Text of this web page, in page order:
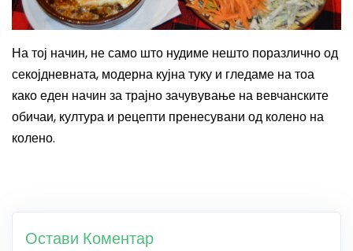
На тој начин, не само што нудиме нешто поразлично од
секојдневната, модерна кујна туку и гледаме на тоа
како еден начин за трајно зачувување на вевчанските
обичаи, култура и рецепти пренесувани од колено на
колено.
Остави Коментар